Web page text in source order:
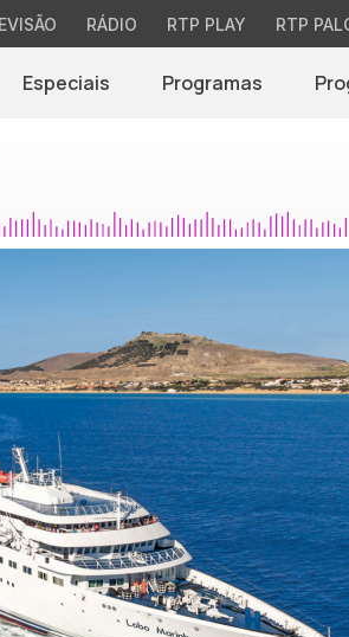
RÁDIO RTP PLAY RTP
Especiais Programas